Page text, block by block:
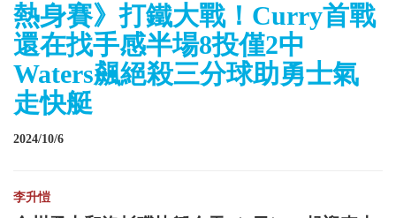
熱身賽》打鐵大戰！Curry首戰
還在找手感半場8投僅2中
Waters飆絕殺三分球助勇士氣
走快艇
2024/10/6
李升愷